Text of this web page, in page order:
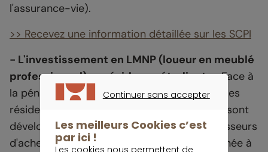
l'assurance-vie).
>> Recevez une information détaillée sur les SCPI
- L'investissement en LMNP (loueur en meublé
professionnel) en résidence étudiante :Face à
la pénurie de logements pour les étudiants, les
résidences avec services pour étudiants se sont
développées. Elles permettent à des investisseurs
d'acheter une chambre qui sera louée à l'année à
Continuer sans accepter
Les meilleurs Cookies c’est
par ici !
Les cookies nous permettent de